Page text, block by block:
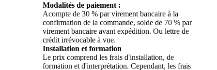
Modalités de paiement :
Acompte de 30 % par virement bancaire à la
confirmation de la commande, solde de 70 % par
virement bancaire avant expédition. Ou lettre de
crédit irrévocable à vue.
Installation et formation
Le prix comprend les frais d'installation, de
formation et d'interprétation. Cependant, les frais